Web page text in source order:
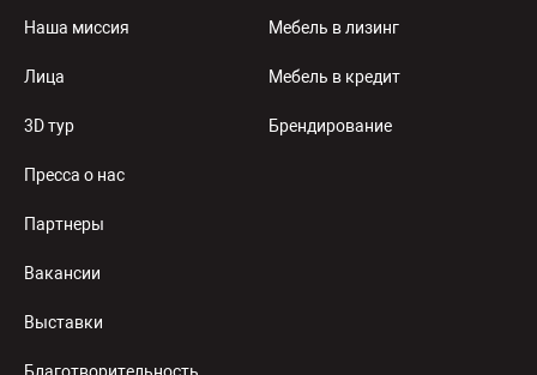
Наша миссия
Лица
3D тур
Пресса о нас
Партнеры
Вакансии
Выставки
Благотворительность
Мебель в лизинг
Мебель в кредит
Брендирование